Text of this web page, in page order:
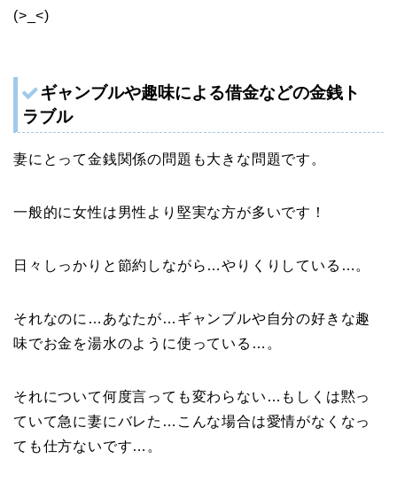
(>_<)
ギャンブルや趣味による借金などの金銭ト
ラブル
妻にとって金銭関係の問題も大きな問題です。
一般的に女性は男性より堅実な方が多いです！
日々しっかりと節約しながら…やりくりしている…。
それなのに…あなたが…ギャンブルや自分の好きな趣
味でお金を湯水のように使っている…。
それについて何度言っても変わらない…もしくは黙っ
ていて急に妻にバレた…こんな場合は愛情がなくなっ
ても仕方ないです…。